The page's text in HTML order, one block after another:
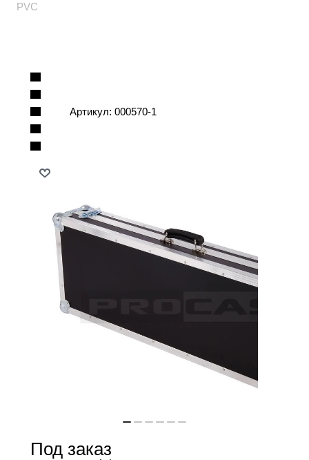
PVC
Артикул: 000570-1
Под заказ